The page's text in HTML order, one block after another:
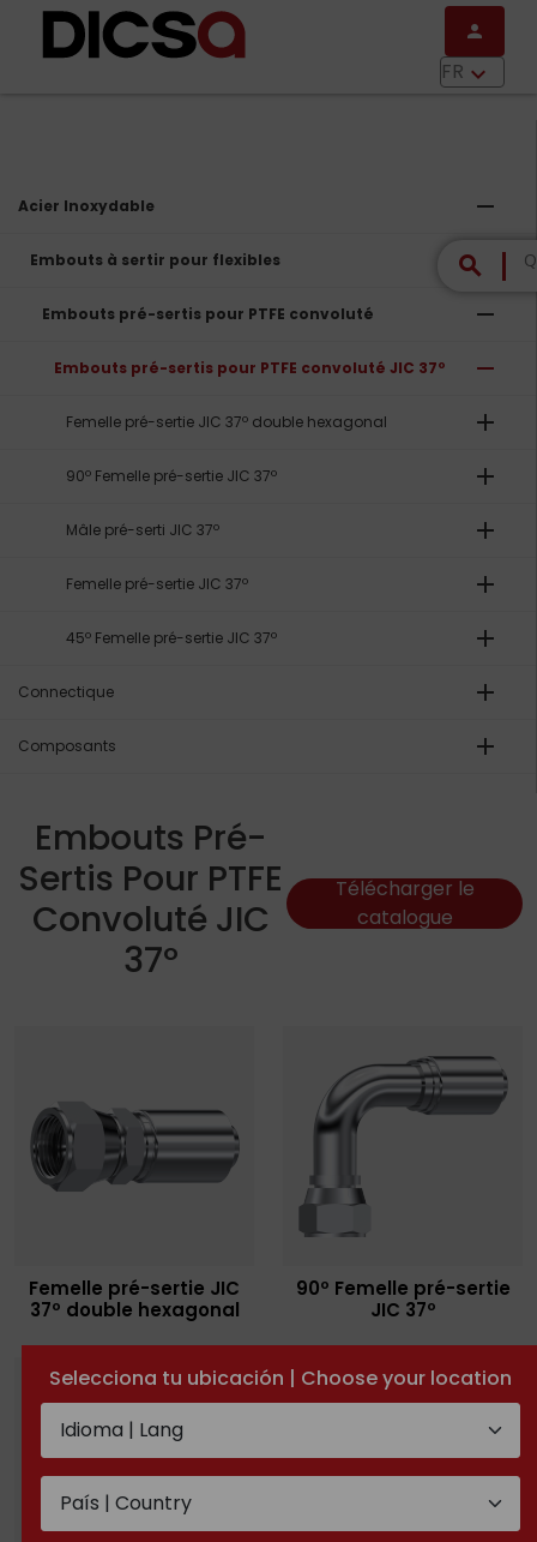
Aller au contenu principal
Selecciona tu ubicación | Choose your location
person
FR keyboard_arrow_down
search
Acier Inoxydable remove
Embouts à sertir pour flexibles remove
Embouts pré-sertis pour PTFE convoluté remove
Embouts pré-sertis pour PTFE convoluté JIC 37º remove
Femelle pré-sertie JIC 37º double hexagonal add
90º Femelle pré-sertie JIC 37º add
Mâle pré-serti JIC 37º add
Femelle pré-sertie JIC 37º add
45º Femelle pré-sertie JIC 37º add
Connectique add
Composants add
Embouts Pré-
Sertis Pour PTFE
Convoluté JIC
37º
Télécharger le
catalogue
Femelle pré-sertie JIC
37º double hexagonal
90º Femelle pré-sertie
JIC 37º